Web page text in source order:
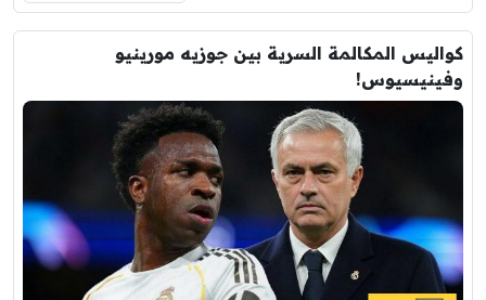
كواليس المكالمة السرية بين جوزيه مورينيو
وفينيسيوس!